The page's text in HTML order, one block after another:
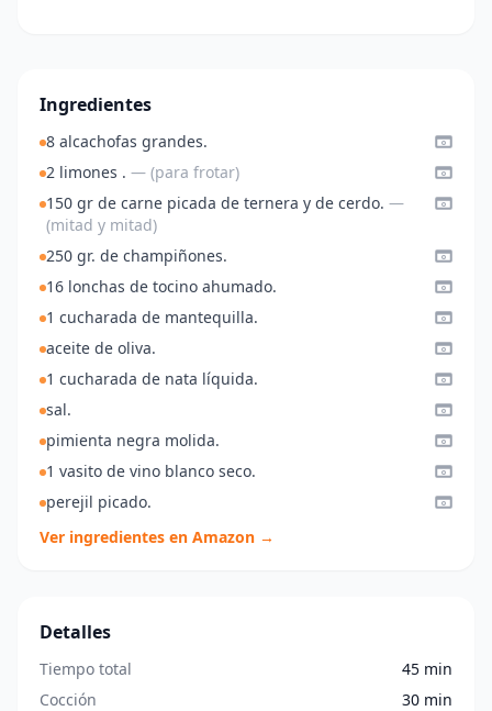
Ingredientes
8 alcachofas grandes.
2 limones . — (para frotar)
150 gr de carne picada de ternera y de cerdo. —
(mitad y mitad)
250 gr. de champiñones.
16 lonchas de tocino ahumado.
1 cucharada de mantequilla.
aceite de oliva.
1 cucharada de nata líquida.
sal.
pimienta negra molida.
1 vasito de vino blanco seco.
perejil picado.
Ver ingredientes en Amazon →
Detalles
Tiempo total
45 min
Cocción
30 min